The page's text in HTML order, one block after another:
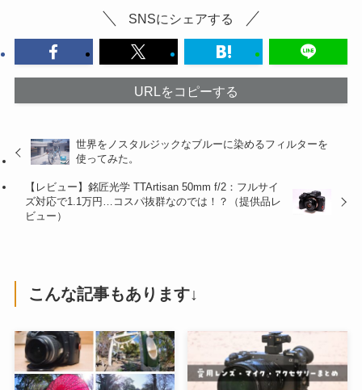
SNSにシェアする
URLをコピーする
世界をノスタルジックなブルーに染めるフィルターを
使ってみた。
【レビュー】銘匠光学 TTArtisan 50mm f/2：フルサイ
ズ対応で1.1万円…コスパ抜群なのでは！？（提供品レ
ビュー）
こんな記事もあります↓